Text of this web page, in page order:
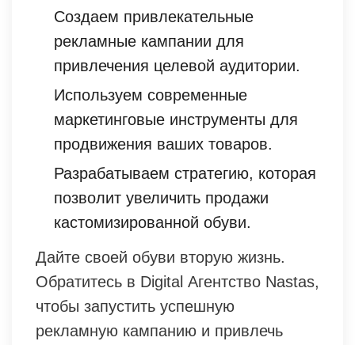
Создаем привлекательные
рекламные кампании для
привлечения целевой аудитории.
Используем современные
маркетинговые инструменты для
продвижения ваших товаров.
Разрабатываем стратегию, которая
позволит увеличить продажи
кастомизированной обуви.
Дайте своей обуви вторую жизнь.
Обратитесь в Digital Агентство Nastas,
чтобы запустить успешную
рекламную кампанию и привлечь